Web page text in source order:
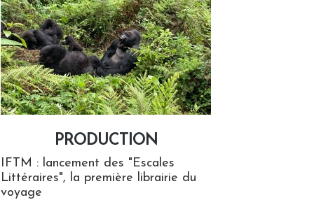
PRODUCTION
IFTM : lancement des "Escales
Littéraires", la première librairie du
voyage